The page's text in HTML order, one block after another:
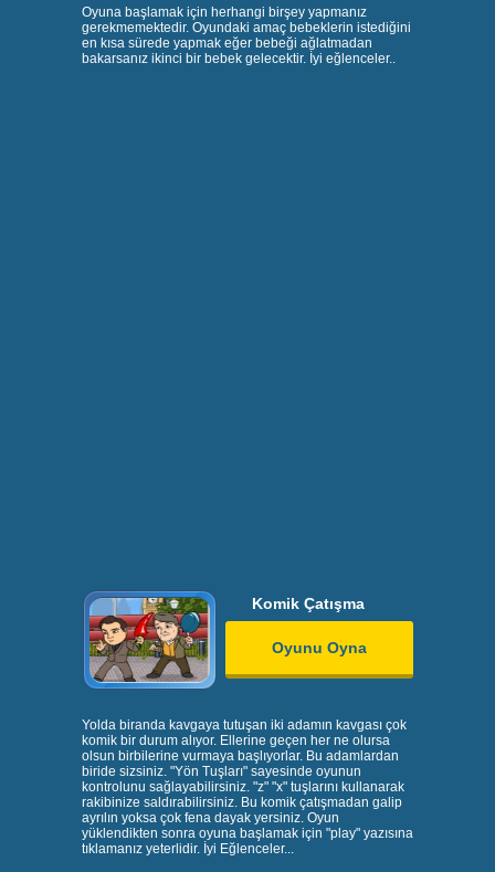
Oyuna başlamak için herhangi birşey yapmanız
gerekmemektedir. Oyundaki amaç bebeklerin istediğini
en kısa sürede yapmak eğer bebeği ağlatmadan
bakarsanız ikinci bir bebek gelecektir. İyi eğlenceler..
Komik Çatışma
Oyunu Oyna
Yolda biranda kavgaya tutuşan iki adamın kavgası çok
komik bir durum alıyor. Ellerine geçen her ne olursa
olsun birbilerine vurmaya başlıyorlar. Bu adamlardan
biride sizsiniz. "Yön Tuşları" sayesinde oyunun
kontrolunu sağlayabilirsiniz. "z" "x" tuşlarını kullanarak
rakibinize saldırabilirsiniz. Bu komik çatışmadan galip
ayrılın yoksa çok fena dayak yersiniz. Oyun
yüklendikten sonra oyuna başlamak için "play" yazısına
tıklamanız yeterlidir. İyi Eğlenceler...